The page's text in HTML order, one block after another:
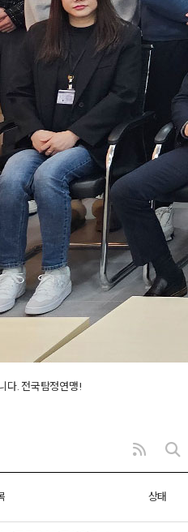
다. 전국탐정연맹!
상태